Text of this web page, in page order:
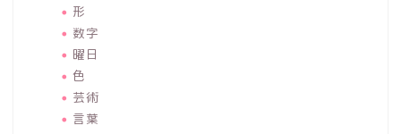
形
数字
曜日
色
芸術
言葉